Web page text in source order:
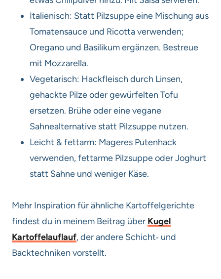
Italienisch: Statt Pilzsuppe eine Mischung aus
Tomatensauce und Ricotta verwenden;
Oregano und Basilikum ergänzen. Bestreue
mit Mozzarella.
Vegetarisch: Hackfleisch durch Linsen,
gehackte Pilze oder gewürfelten Tofu
ersetzen. Brühe oder eine vegane
Sahnealternative statt Pilzsuppe nutzen.
Leicht & fettarm: Mageres Putenhack
verwenden, fettarme Pilzsuppe oder Joghurt
statt Sahne und weniger Käse.
Mehr Inspiration für ähnliche Kartoffelgerichte
findest du in meinem Beitrag über Kugel
Kartoffelauflauf, der andere Schicht‑ und
Backtechniken vorstellt.